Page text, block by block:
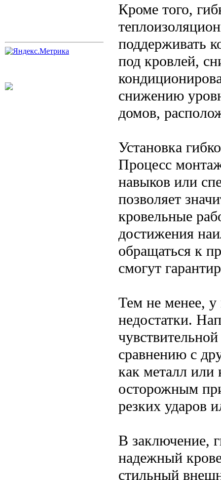
Кроме того,
поддерживать
под кровлей,
снижению
домов,
Установка
Процесс
навыков или
позволяет
кровельные
достижения
обращаться к
смогут
Тем не менее, у
недостатки.
сравнению с
как металл
осторожным
резких ударов
В заключение,
надежный
стильный